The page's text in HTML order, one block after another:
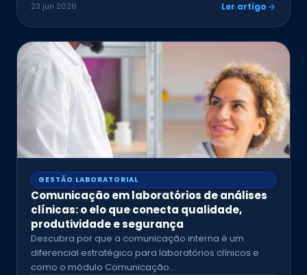
23 jun 2026 Ler artigo
GESTÃO LABORATORIAL
Comunicação em laboratórios de análises
clínicas: o elo que conecta qualidade,
produtividade e segurança
Descubra por que a comunicação interna é um
diferencial estratégico para laboratórios clínicos e
como o módulo Comunicação…